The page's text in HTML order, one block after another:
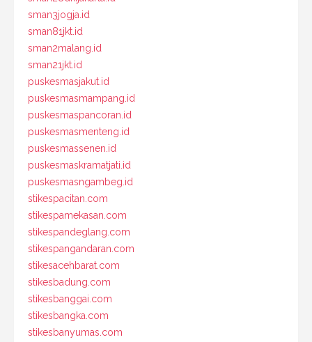
sman3jogja.id
sman81jkt.id
sman2malang.id
sman21jkt.id
puskesmasjakut.id
puskesmasmampang.id
puskesmaspancoran.id
puskesmasmenteng.id
puskesmassenen.id
puskesmaskramatjati.id
puskesmasngambeg.id
stikespacitan.com
stikespamekasan.com
stikespandeglang.com
stikespangandaran.com
stikesacehbarat.com
stikesbadung.com
stikesbanggai.com
stikesbangka.com
stikesbanyumas.com